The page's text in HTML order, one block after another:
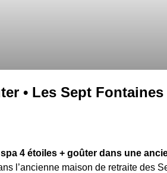
• Les Sept Fontaines
4 étoiles + goûter dans une
l’ancienne maison de retraite des